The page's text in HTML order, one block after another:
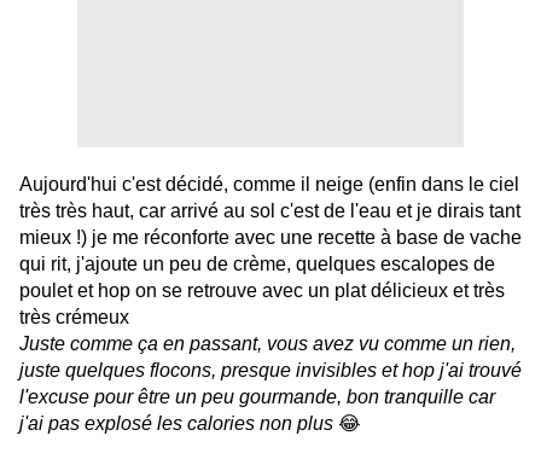
Aujourd'hui c'est décidé, comme il neige (enfin dans le ciel
très très haut, car arrivé au sol c'est de l'eau et je dirais tant
mieux !) je me réconforte avec une recette à base de vache
qui rit, j'ajoute un peu de crème, quelques escalopes de
poulet et hop on se retrouve avec un plat délicieux et très
très crémeux
Juste comme ça en passant, vous avez vu comme un rien,
juste quelques flocons, presque invisibles et hop j'ai trouvé
l'excuse pour être un peu gourmande, bon tranquille car
j'ai pas explosé les calories non plus 😂